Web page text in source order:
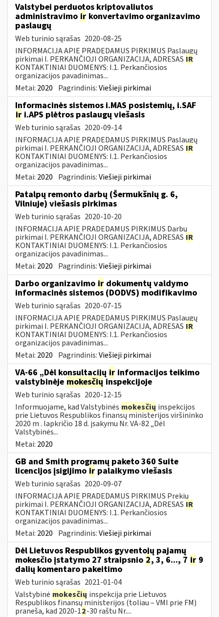
Valstybei perduotos kriptovaliutos
administravimo ir konvertavimo organizavimo
paslaugų
Web turinio sąrašas 2020-08-25
INFORMACIJA APIE PRADEDAMUS PIRKIMUS Paslaugų
pirkimai I. PERKANČIOJI ORGANIZACIJA, ADRESAS IR
KONTAKTINIAI DUOMENYS: I.1. Perkančiosios
organizacijos pavadinimas...
Metai: 2020 Pagrindinis:Viešieji pirkimai
Informacinės sistemos i.MAS posistemių, i.SAF
ir i.APS plėtros paslaugų viešasis
Web turinio sąrašas 2020-09-14
INFORMACIJA APIE PRADEDAMUS PIRKIMUS Paslaugų
pirkimai I. PERKANČIOJI ORGANIZACIJA, ADRESAS IR
KONTAKTINIAI DUOMENYS: I.1. Perkančiosios
organizacijos pavadinimas...
Metai: 2020 Pagrindinis:Viešieji pirkimai
Patalpų remonto darbų (Šermukšnių g. 6,
Vilniuje) viešasis pirkimas
Web turinio sąrašas 2020-10-20
INFORMACIJA APIE PRADEDAMUS PIRKIMUS Darbų
pirkimai I. PERKANČIOJI ORGANIZACIJA, ADRESAS IR
KONTAKTINIAI DUOMENYS: I.1. Perkančiosios
organizacijos pavadinimas...
Metai: 2020 Pagrindinis:Viešieji pirkimai
Darbo organizavimo ir dokumentų valdymo
informacinės sistemos (DODVS) modifikavimo
Web turinio sąrašas 2020-07-15
INFORMACIJA APIE PRADEDAMUS PIRKIMUS Paslaugų
pirkimai I. PERKANČIOJI ORGANIZACIJA, ADRESAS IR
KONTAKTINIAI DUOMENYS: I.1. Perkančiosios
organizacijos pavadinimas...
Metai: 2020 Pagrindinis:Viešieji pirkimai
VA-66 „Dėl konsultacijų ir informacijos teikimo
valstybinėje mokesčių inspekcijoje
Web turinio sąrašas 2020-12-15
Informuojame, kad Valstybinės mokesčių inspekcijos
prie Lietuvos Respublikos finansų ministerijos viršininko
2020 m . lapkričio 18 d. įsakymu Nr. VA-82 „Dėl
Valstybinės...
Metai: 2020
GB and Smith programų paketo 360 Suite
licencijos įsigijimo ir palaikymo viešasis
Web turinio sąrašas 2020-09-07
INFORMACIJA APIE PRADEDAMUS PIRKIMUS Prekių
pirkimai I. PERKANČIOJI ORGANIZACIJA, ADRESAS IR
KONTAKTINIAI DUOMENYS: I.1. Perkančiosios
organizacijos pavadinimas...
Metai: 2020 Pagrindinis:Viešieji pirkimai
Dėl Lietuvos Respublikos gyventojų pajamų
mokesčio įstatymo 27 straipsnio 2, 3, 6..., 7 ir 9
dalių komentaro pakeitimo
Web turinio sąrašas 2021-01-04
Valstybinė mokesčių inspekcija prie Lietuvos
Respublikos finansų ministerijos (toliau – VMI prie FM)
praneša, kad 2020-12-30 raštu Nr....